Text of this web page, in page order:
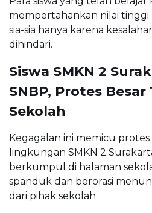
mempertahankan nilai tinggi
sia-sia hanya karena
dihindari.
Siswa SMKN 2
SNBP, Protes Besar
Sekolah
Kegagalan ini memicu protes
lingkungan SMKN 2
berkumpul di halaman
spanduk dan berorasi
dari pihak sekolah.